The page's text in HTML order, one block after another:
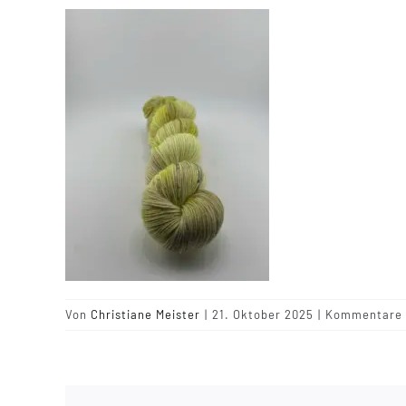
Von Christiane Meister | 21. Oktober 2025 |